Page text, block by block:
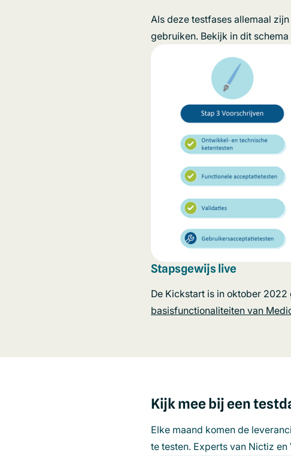
Als deze testfases allemaal
gebruiken. Bekijk in dit
Stapsgewijs live
De Kickstart is in oktober
basisfunctionaliteiten van
Kijk mee bij een
Elke maand komen de
te testen. Experts van Nictiz